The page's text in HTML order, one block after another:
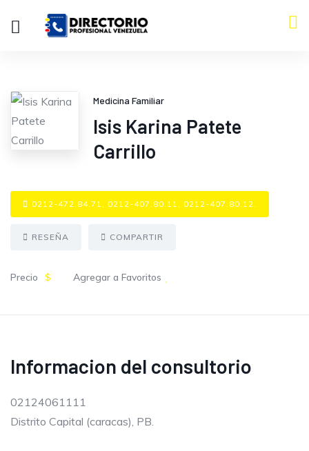
Medicina Familiar
Isis Karina Patete
Carrillo
0212-472.84.71, 0212-407.80.11, 0212-407.80.12.
RESEÑA COMPARTIR
Precio $ Agregar a Favoritos
Informacion del consultorio
02124061111
Distrito Capital (caracas), PB.